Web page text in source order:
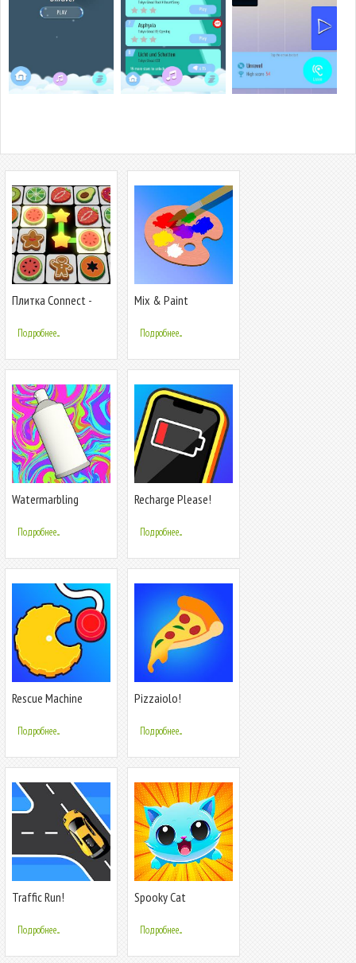
Плитка Connect -
Подробнее...
Mix & Paint
Подробнее...
Watermarbling
Подробнее...
Recharge Please!
Подробнее...
Rescue Machine
Подробнее...
Pizzaiolo!
Подробнее...
Traffic Run!
Подробнее...
Spooky Cat
Подробнее...